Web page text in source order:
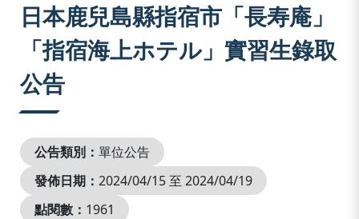
日本鹿兒島縣指宿市「長寿庵」
「指宿海上ホテル」實習生錄取
公告
公告類別： 單位公告
發佈日期： 2024/04/15 至 2024/04/19
點閱數： 1961